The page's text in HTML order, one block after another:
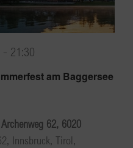
am Baggersee
- 21:30
62, 6020
Innsbruck, Tirol,